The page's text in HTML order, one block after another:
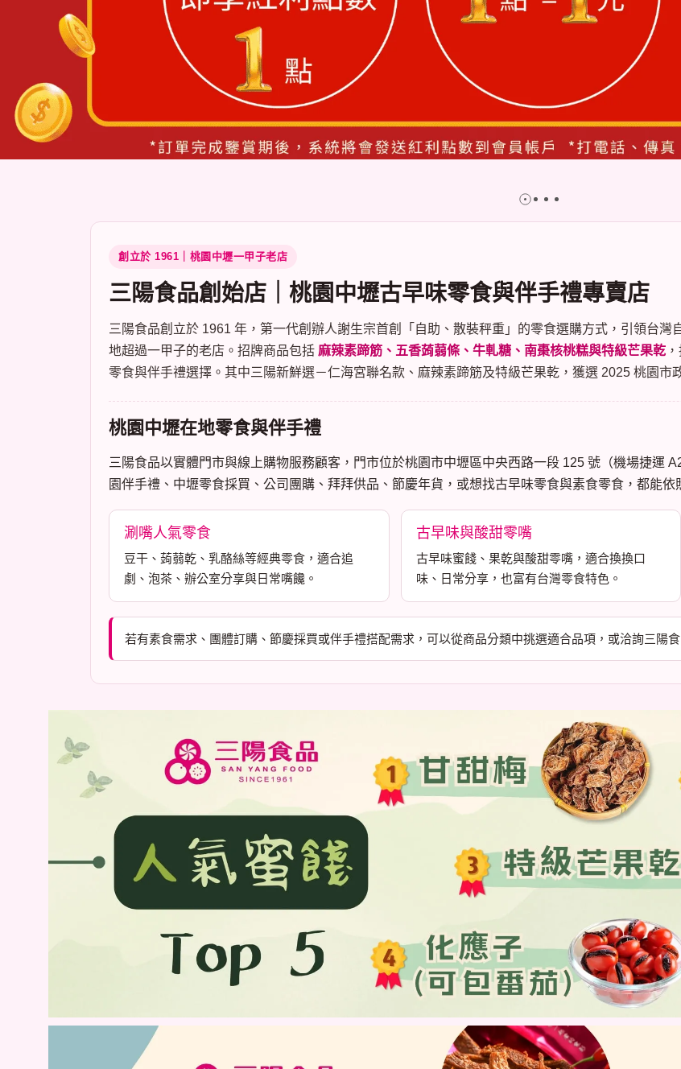
創立於 1961｜桃園中壢一甲子老店
三陽食品創始店｜桃園中壢古早味零食與伴手禮專賣店
三陽食品創立於 1961 年，第一代創辦人謝生宗首創「自助、散裝秤重」的零食選購方式，引領台灣
地超過一甲子的老店。招牌商品包括 麻辣素蹄筋、五香蒟蒻條、牛軋糖、南棗核桃糕與特級芒果乾
零食與伴手禮選擇。其中三陽新鮮選－仁海宮聯名款、麻辣素蹄筋及特級芒果乾，獲選 2025 桃園市
桃園中壢在地零食與伴手禮
三陽食品以實體門市與線上購物服務顧客，門市位於桃園市中壢區中央西路一段 125 號（機場捷運
園伴手禮、中壢零食採買、公司團購、拜拜供品、節慶年貨，或想找古早味零食與素食零食，都能依
涮嘴人氣零食
豆干、蒟蒻乾、乳酪絲等經典零食，適合追
劇、泡茶、辦公室分享與日常嘴饞。
古早味與酸甜零嘴
古早味蜜餞、果乾與酸甜零嘴，適合換換口
味、日常分享，也富有台灣零食特色。
若有素食需求、團體訂購、節慶採買或伴手禮搭配需求，可以從商品分類中挑選適合品項，或洽詢三陽